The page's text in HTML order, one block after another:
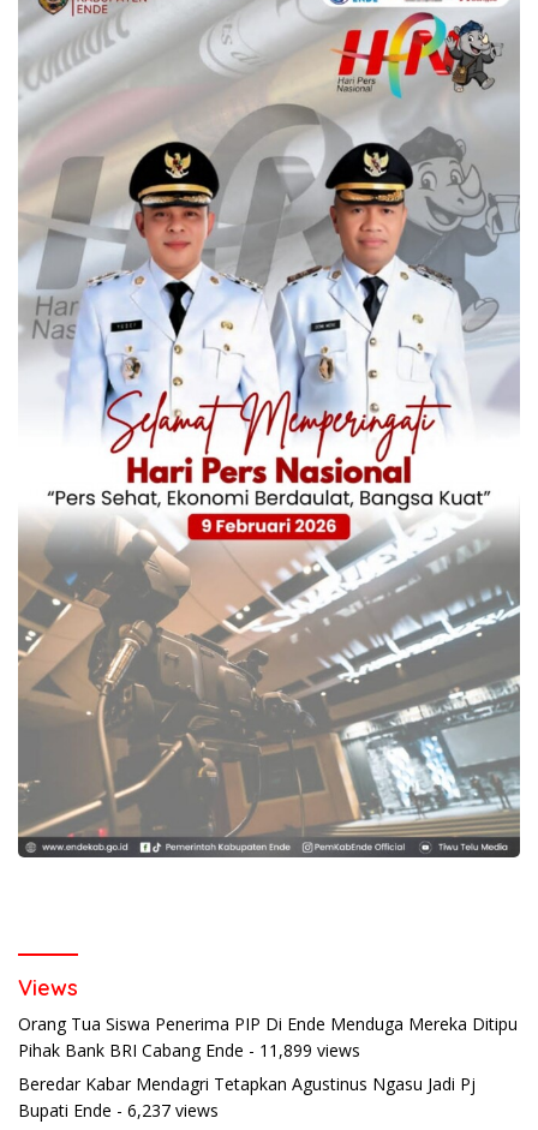
Views
Orang Tua Siswa Penerima PIP Di Ende Menduga Mereka Ditipu
Pihak Bank BRI Cabang Ende - 11,899 views
Beredar Kabar Mendagri Tetapkan Agustinus Ngasu Jadi Pj
Bupati Ende - 6,237 views